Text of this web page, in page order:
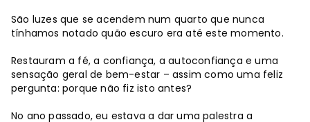
São luzes que se acendem num quarto que nunca
tínhamos notado quão escuro era até este momento.
Restauram a fé, a confiança, a autoconfiança e uma
sensação geral de bem-estar – assim como uma feliz
pergunta: porque não fiz isto antes?
No ano passado, eu estava a dar uma palestra a